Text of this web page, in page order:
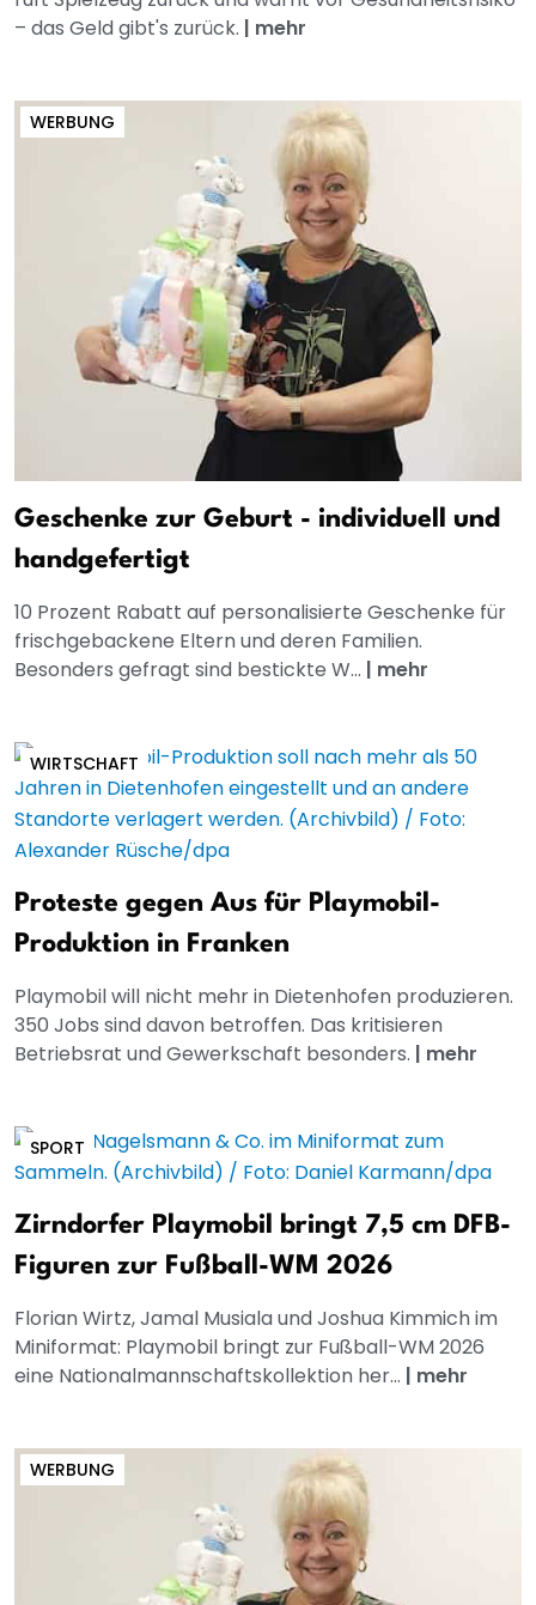
– das Geld gibt's zurück. | mehr
WERBUNG
Geschenke zur Geburt - individuell und
handgefertigt
10 Prozent Rabatt auf personalisierte Geschenke für
frischgebackene Eltern und deren Familien.
Besonders gefragt sind bestickte W... | mehr
WIRTSCHAFT
Proteste gegen Aus für Playmobil-
Produktion in Franken
Playmobil will nicht mehr in Dietenhofen produzieren.
350 Jobs sind davon betroffen. Das kritisieren
Betriebsrat und Gewerkschaft besonders. | mehr
SPORT
Zirndorfer Playmobil bringt 7,5 cm DFB-
Figuren zur Fußball-WM 2026
Florian Wirtz, Jamal Musiala und Joshua Kimmich im
Miniformat: Playmobil bringt zur Fußball-WM 2026
eine Nationalmannschaftskollektion her... | mehr
WERBUNG